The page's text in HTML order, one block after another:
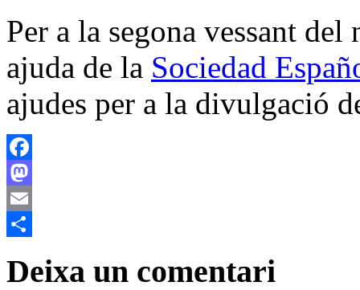
Per a la segona vessant
ajuda de la Sociedad
ajudes per a la divulgació
Facebook
Mastodon
Email
Deixa un comentari